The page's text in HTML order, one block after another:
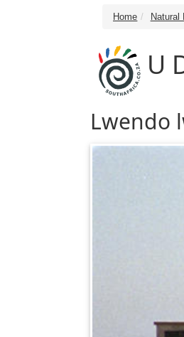
Home Natural
U
Lwendo